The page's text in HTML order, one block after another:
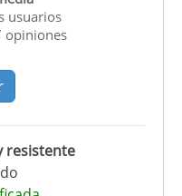
usuarios
opiniones
resistente